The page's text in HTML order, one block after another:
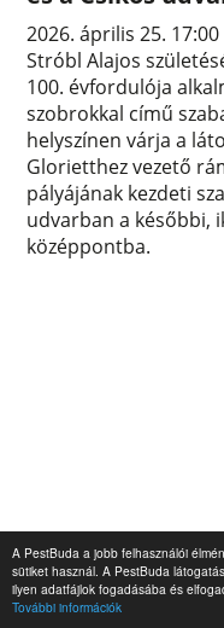
A PestBuda a jobb felhasználói
sütiket használ. A PestBuda
ilyen adatfájlok fogadásába és
További információk
2026. április 25. 17:00
Stróbl Alajos
100. évfordulója
szobrokkal című
helyszínen várja a
Glorietthez vezető
pályájának kezdeti
udvarban a későbbi,
középpontba.
Aki